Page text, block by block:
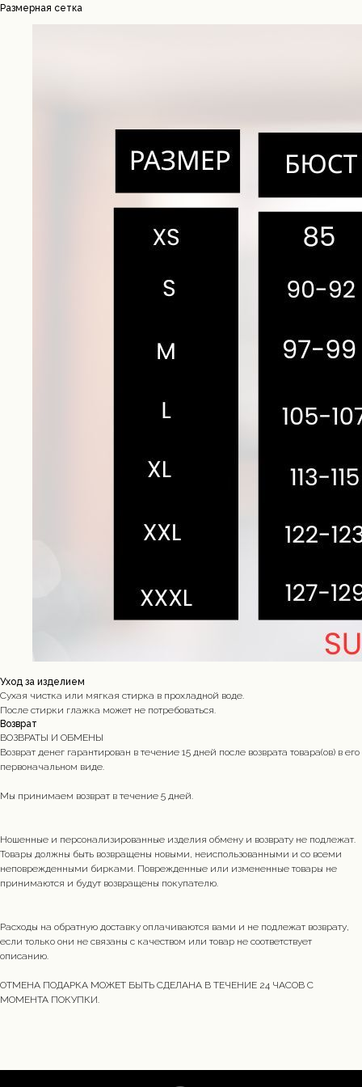
Размерная сетка
Уход за изделием
Сухая чистка или мягкая стирка в прохладной воде.
После стирки глажка может не потребоваться.
Возврат
ВОЗВРАТЫ И ОБМЕНЫ
Возврат денег гарантирован в течение 15 дней после возврата товара(ов) в его
первоначальном виде.
Мы принимаем возврат в течение 5 дней.
Ношенные и персонализированные изделия обмену и возврату не подлежат.
Товары должны быть возвращены новыми, неиспользованными и со всеми
неповрежденными бирками. Поврежденные или измененные товары не
принимаются и будут возвращены покупателю.
Расходы на обратную доставку оплачиваются вами и не подлежат возврату,
если только они не связаны с качеством или товар не соответствует
описанию.
ОТМЕНА ПОДАРКА МОЖЕТ БЫТЬ СДЕЛАНА В ТЕЧЕНИЕ 24 ЧАСОВ С
МОМЕНТА ПОКУПКИ.